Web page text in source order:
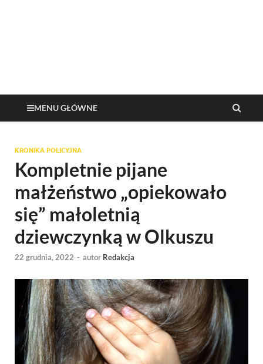
MENU GŁÓWNE
KRONIKA POLICYJNA
Kompletnie pijane
małżeństwo „opiekowało
się” małoletnią
dziewczynką w Olkuszu
22 grudnia, 2022 - autor Redakcja